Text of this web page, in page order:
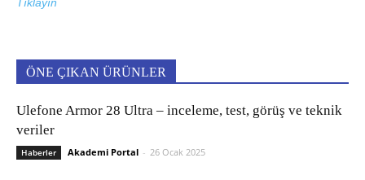
ÖNE ÇIKAN ÜRÜNLER
Ulefone Armor 28 Ultra – inceleme, test, görüş ve teknik
veriler
Haberler Akademi Portal - 26 Ocak 2025